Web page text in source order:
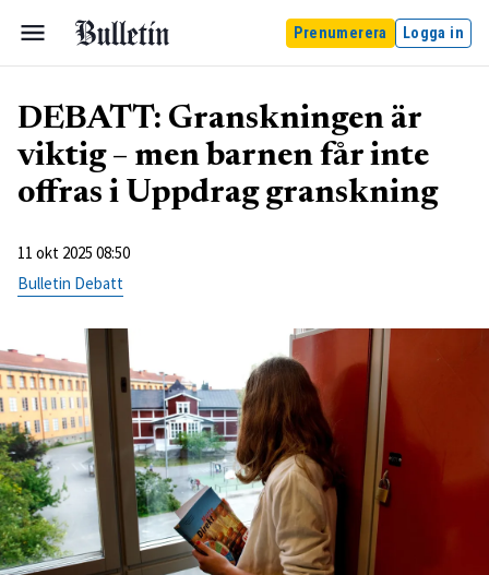
Prenumerera Logga in
DEBATT: Granskningen är
viktig – men barnen får inte
offras i Uppdrag granskning
11 okt 2025 08:50
Bulletin Debatt